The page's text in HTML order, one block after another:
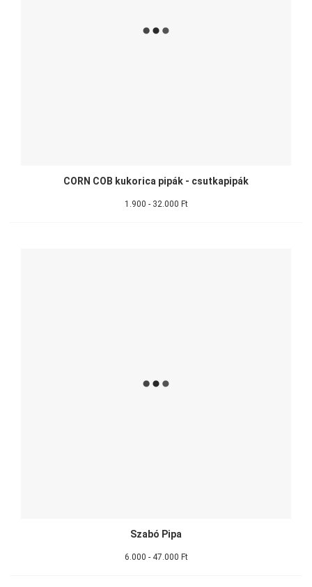
CORN COB kukorica pipák - csutkapipák
1.900 - 32.000 Ft
Szabó Pipa
6.000 - 47.000 Ft